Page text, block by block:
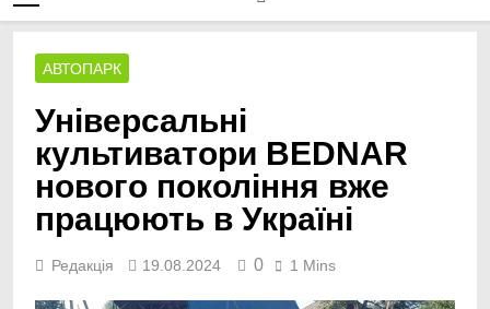
АВТОПАРК
Універсальні
культиватори BEDNAR
нового покоління вже
працюють в Україні
Редакція 19.08.2024 0 1 Mins